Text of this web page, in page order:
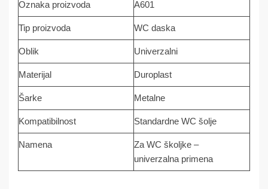
Oznaka proizvoda A601
Tip proizvoda WC daska
Oblik Univerzalni
Materijal Duroplast
Šarke Metalne
Kompatibilnost Standardne WC šolje
Namena
Za WC školjke –
univerzalna primena